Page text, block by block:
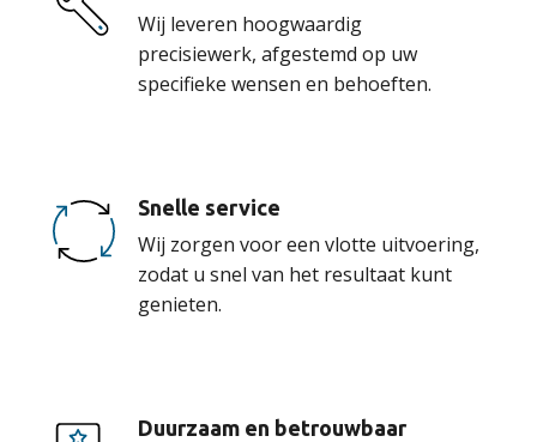
Wij leveren hoogwaardig
precisiewerk, afgestemd op uw
specifieke wensen en behoeften.
Snelle service
Wij zorgen voor een vlotte uitvoering,
zodat u snel van het resultaat kunt
genieten.
Duurzaam en betrouwbaar